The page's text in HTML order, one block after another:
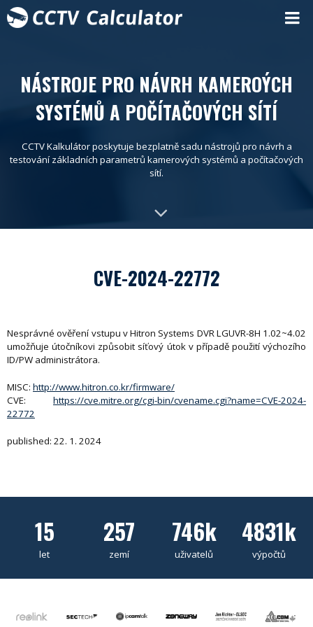
NÁSTROJE PRO NÁVRH KAMEROÝCH
SYSTÉMŮ A POČÍTAČOVÝCH SÍTÍ
CCTV Kalkulátor poskytuje bezplatně sadu nástrojů pro návrh a
testování základních parametrů kamerových systémů a počítačových
sítí.
CVE-2024-22772
Nesprávné ověření vstupu v Hitron Systems DVR LGUVR-8H 1.02~4.02
umožňuje útočníkovi způsobit síťový útok v případě použití výchozího
ID/PW administrátora.
MISC: http://www.hitron.co.kr/firmware/
CVE: https://cve.mitre.org/cgi-bin/cvename.cgi?name=CVE-2024-
22772
published: 22. 1. 2024
15
let
257
zemí
746k
uživatelů
4831k
výpočtů